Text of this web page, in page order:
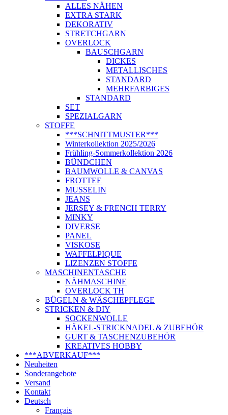
ALLES NÄHEN
EXTRA STARK
DEKORATIV
STRETCHGARN
OVERLOCK
BAUSCHGARN
DICKES
METALLISCHES
STANDARD
MEHRFARBIGES
STANDARD
SET
SPEZIALGARN
STOFFE
***SCHNITTMUSTER***
Winterkollektion 2025/2026
Frühling-Sommerkollektion 2026
BÜNDCHEN
BAUMWOLLE & CANVAS
FROTTEE
MUSSELIN
JEANS
JERSEY & FRENCH TERRY
MINKY
DIVERSE
PANEL
VISKOSE
WAFFELPIQUE
LIZENZEN STOFFE
MASCHINENTASCHE
NÄHMASCHINE
OVERLOCK TH
BÜGELN & WÄSCHEPFLEGE
STRICKEN & DIY
SOCKENWOLLE
HÄKEL-STRICKNADEL & ZUBEHÖR
GURT & TASCHENZUBEHÖR
KREATIVES HOBBY
***ABVERKAUF***
Neuheiten
Sonderangebote
Versand
Kontakt
Deutsch
Français